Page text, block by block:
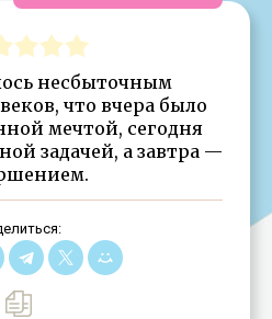
несбыточным
что вчера было
мечтой, сегодня
задачей, а завтра —